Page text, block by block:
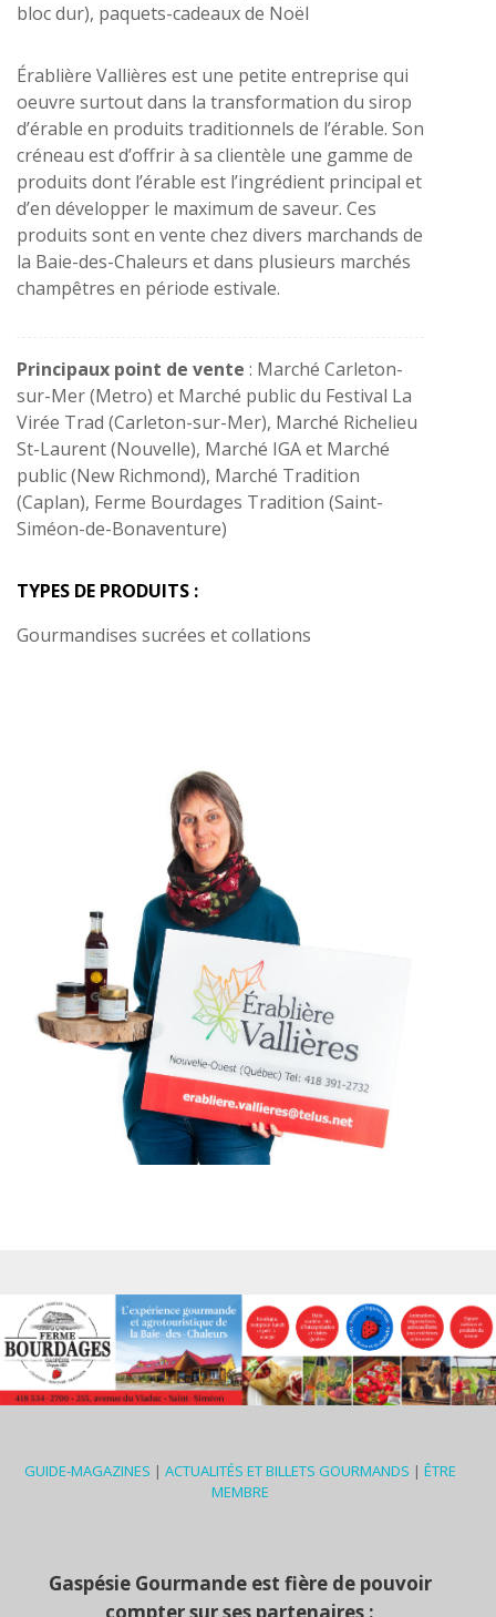
bloc dur), paquets-cadeaux de Noël
Érablière Vallières est une petite entreprise qui
oeuvre surtout dans la transformation du sirop
d’érable en produits traditionnels de l’érable. Son
créneau est d’offrir à sa clientèle une gamme de
produits dont l’érable est l’ingrédient principal et
d’en développer le maximum de saveur. Ces
produits sont en vente chez divers marchands de
la Baie-des-Chaleurs et dans plusieurs marchés
champêtres en période estivale.
Principaux point de vente : Marché Carleton-
sur-Mer (Metro) et Marché public du Festival La
Virée Trad (Carleton-sur-Mer), Marché Richelieu
St-Laurent (Nouvelle), Marché IGA et Marché
public (New Richmond), Marché Tradition
(Caplan), Ferme Bourdages Tradition (Saint-
Siméon-de-Bonaventure)
TYPES DE PRODUITS :
Gourmandises sucrées et collations
GUIDE-MAGAZINES | ACTUALITÉS ET BILLETS GOURMANDS | ÊTRE
MEMBRE
Gaspésie Gourmande est fière de pouvoir
compter sur ses partenaires :